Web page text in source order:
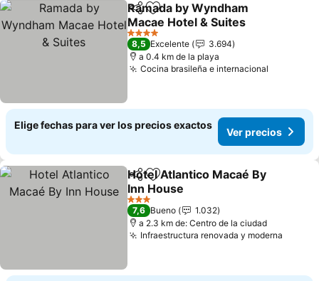
CompartirAgregar a favoritos
Ramada by Wyndham
Macae Hotel & Suites
Ver precios
4 Estrellas
8,5 Excelente
3.694
a 0.4 km de la playa
Cocina brasileña e internacional
Elige fechas para ver los precios exactos
Ver precios
CompartirAgregar a favoritos
Hotel Atlantico Macaé By
Inn House
Ver precios
3 Estrellas
7,6 Bueno
1.032
a 2.3 km de: Centro de la ciudad
Infraestructura renovada y moderna